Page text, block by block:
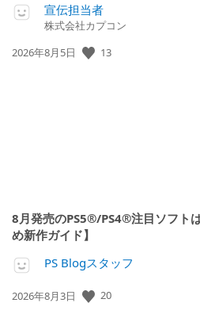
宣伝担当者
株式会社カプコン
公
2026年8月5日 13
8月発売のPS5®/PS4®注目ソフト
め新作ガイド】
PS Blogスタッフ
公
2026年8月3日 20